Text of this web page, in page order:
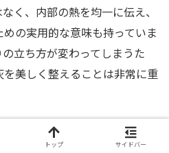
く、内部の熱を均一に伝え、
の実用的な意味も持っていま
立ち方が変わってしまうた
美しく整えることは非常に重
模様を描いて盛り上がってい
トップ サイドバー